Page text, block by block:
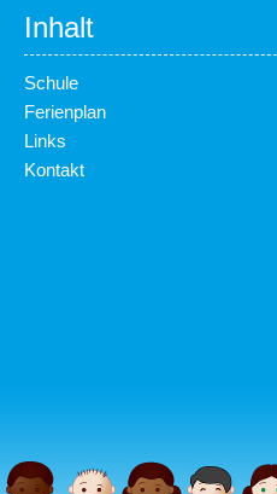
Inhalt
Schule
Ferienplan
Links
Kontakt